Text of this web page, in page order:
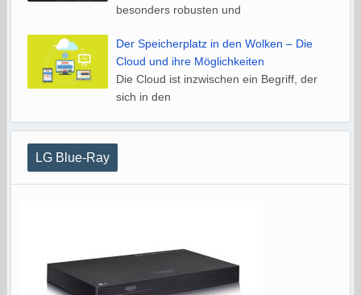
besonders robusten und
Der Speicherplatz in den Wolken – Die
Cloud und ihre Möglichkeiten
Die Cloud ist inzwischen ein Begriff, der
sich in den
LG Blue-Ray